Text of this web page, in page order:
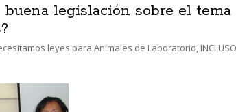
legislación sobre el tema
leyes para Animales de Laboratorio, INCLUSO